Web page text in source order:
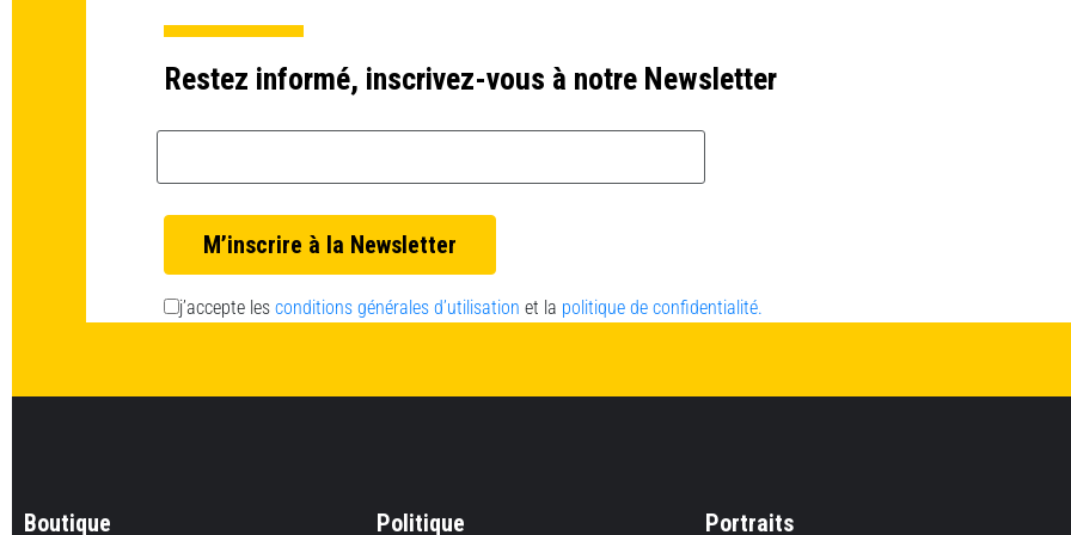
Restez informé, inscrivez-vous à notre Newsletter
j’accepte les conditions générales d’utilisation et la politique de confidentialité.
Boutique Politique Portraits